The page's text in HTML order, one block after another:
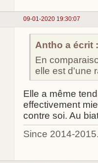
09-01-2020 19:30:07
Antho a écrit :
En
elle est d'une
Elle a même
effectivement
contre soi. Au
Since 2014-